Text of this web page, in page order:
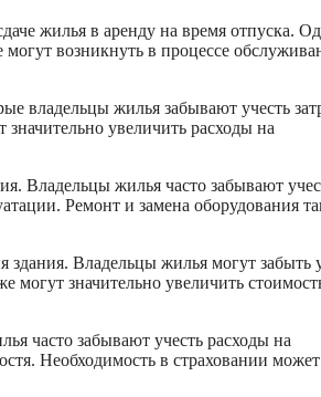
жилья в аренду на время отпуска.
возникнуть в процессе
владельцы жилья забывают учесть
увеличить расходы на
Владельцы жилья часто забывают
Ремонт и замена оборудования
Владельцы жилья могут забыть
могут значительно увеличить
часто забывают учесть расходы на
Необходимость в страховании может